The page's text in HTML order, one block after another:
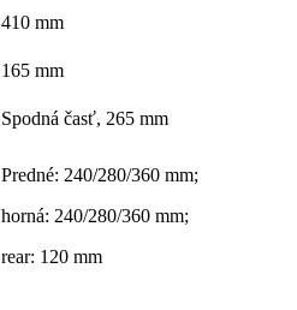
410 mm
165 mm
Spodná časť, 265 mm
Predné: 240/280/360 mm;
horná: 240/280/360 mm;
rear: 120 mm